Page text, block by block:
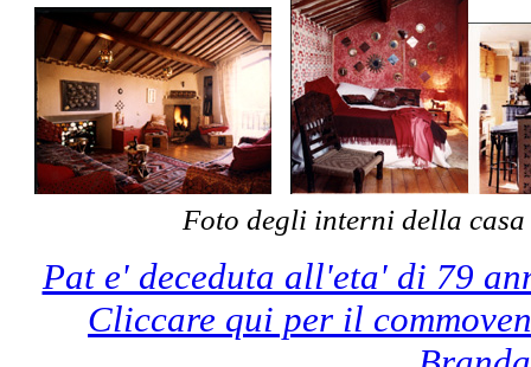
Foto degli interni della
Pat e' deceduta all'eta' di 79
Cliccare qui per il